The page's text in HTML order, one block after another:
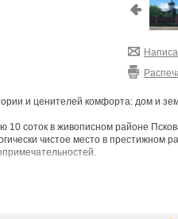
и ценителей комфорта: дом и
10 соток в живописном районе
чистое место в престижном